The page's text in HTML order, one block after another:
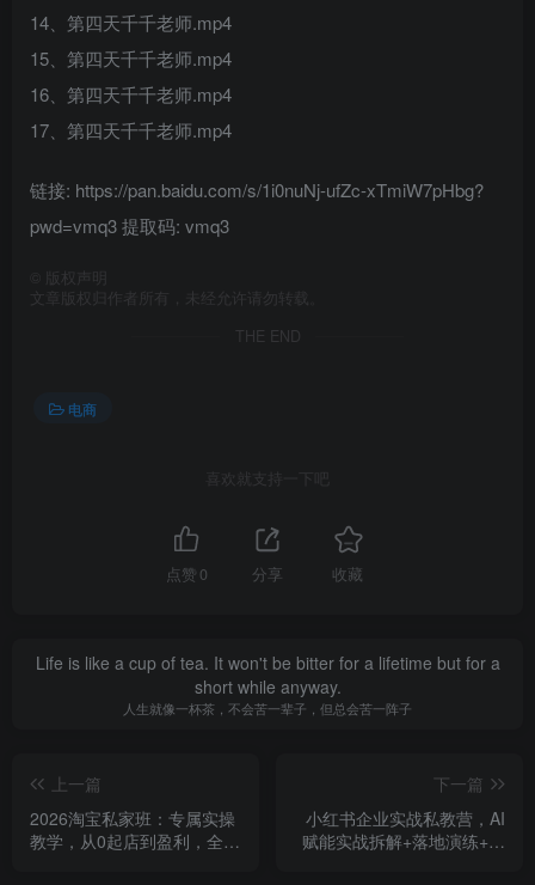
14、第四天千千老师.mp4
15、第四天千千老师.mp4
16、第四天千千老师.mp4
17、第四天千千老师.mp4
链接: https://pan.baidu.com/s/1i0nuNj-ufZc-xTmiW7pHbg?
pwd=vmq3 提取码: vmq3
版权声明
文章版权归作者所有，未经允许请勿转载。
THE END
电商
喜欢就支持一下吧
点赞 0 分享 收藏
Life is like a cup of tea. It won't be bitter for a lifetime but for a
short while anyway.
人生就像一杯茶，不会苦一辈子，但总会苦一阵子
上一篇
2026淘宝私家班：专属实操
教学，从0起店到盈利，全程
下一篇
小红书企业实战私教营，AI
赋能实战拆解+落地演练+同